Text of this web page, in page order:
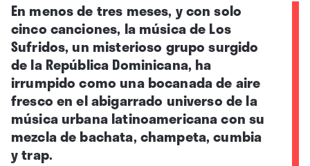
En menos de tres meses, y con solo
cinco canciones, la música de Los
Sufridos, un misterioso grupo surgido
de la República Dominicana, ha
irrumpido como una bocanada de aire
fresco en el abigarrado universo de la
música urbana latinoamericana con su
mezcla de bachata, champeta, cumbia
y trap.